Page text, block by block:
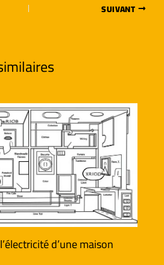
SUIVANT
d’une maison